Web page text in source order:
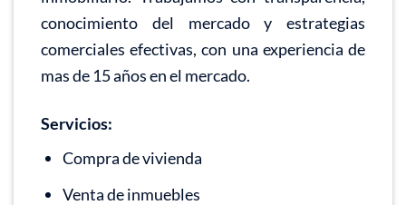
conocimiento del mercado y estrategias
comerciales efectivas, con una experiencia de
mas de 15 años en el mercado.
Servicios:
Compra de vivienda
Venta de inmuebles